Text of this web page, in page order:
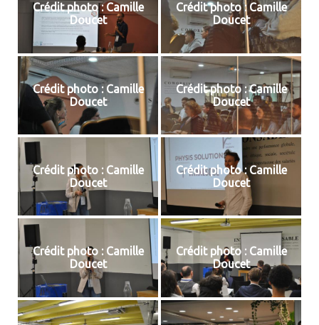
Crédit photo : Camille
Doucet
Crédit photo : Camille
Doucet
Crédit photo : Camille
Doucet
Crédit photo : Camille
Doucet
Crédit photo : Camille
Doucet
Crédit photo : Camille
Doucet
Crédit photo : Camille
Doucet
Crédit photo : Camille
Doucet